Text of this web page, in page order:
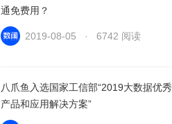
通免费用？
2019-08-05 · 6742 阅读
八爪鱼入选国家工信部“2019大数据优秀
产品和应用解决方案”